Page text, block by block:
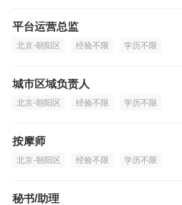
平台运营总监
北京-朝阳区 经验不限 学历不限
城市区域负责人
北京-朝阳区 经验不限 学历不限
按摩师
北京-朝阳区 经验不限 学历不限
秘书/助理